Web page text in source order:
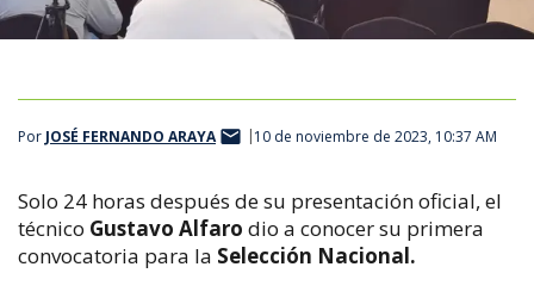
Por JOSÉ FERNANDO ARAYA 10 de noviembre de 2023, 10:37 AM
Solo 24 horas después de su presentación oficial, el
técnico Gustavo Alfaro dio a conocer su primera
convocatoria para la Selección Nacional.